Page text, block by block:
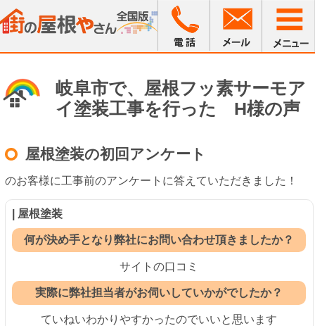
岐阜市で、屋根フッ素サーモア
イ塗装工事を行った H様の声
屋根塗装の初回アンケート
のお客様に工事前のアンケートに答えていただきました！
| 屋根塗装
何が決め手となり弊社にお問い合わせ頂きましたか？
サイトの口コミ
実際に弊社担当者がお伺いしていかがでしたか？
ていねいわかりやすかったのでいいと思います